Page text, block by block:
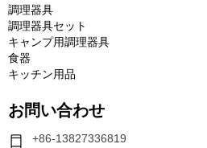
調理器具
調理器具セット
キャンプ用調理器具
食器
キッチン用品
お問い合わせ
+86-13827336819